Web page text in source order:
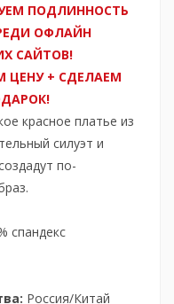
ПОДЛИННОСТЬ
ОФЛАЙН
САЙТОВ!
ЦЕНУ + СДЕЛАЕМ
красное платье из
силуэт и
по-
спандекс
Россия/Китай